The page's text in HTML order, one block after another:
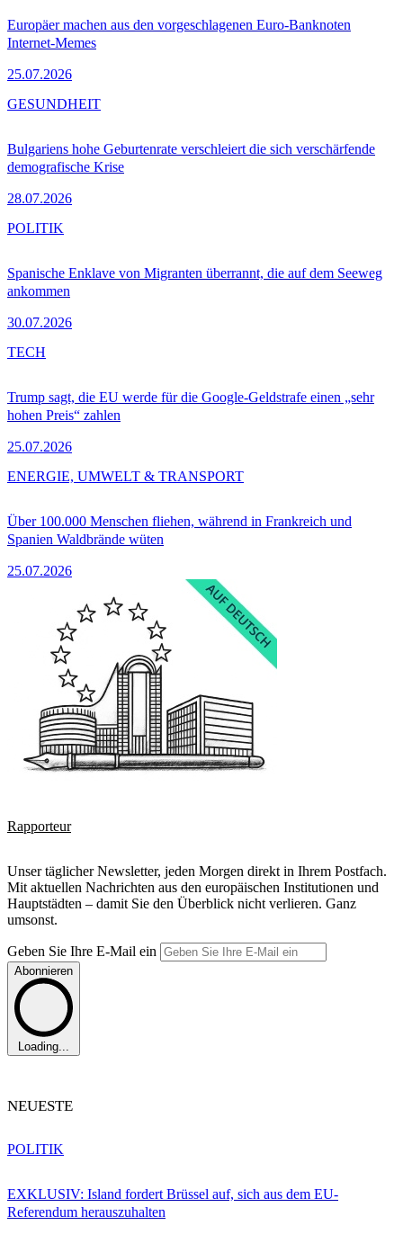
Europäer machen aus den vorgeschlagenen Euro-Banknoten
Internet-Memes
25.07.2026
Bulgariens hohe Geburtenrate verschleiert die sich verschärfende
demografische Krise
28.07.2026
GESUNDHEIT
Spanische Enklave von Migranten überrannt, die auf dem Seeweg
ankommen
30.07.2026
POLITIK
Trump sagt, die EU werde für die Google-Geldstrafe einen „sehr
hohen Preis“ zahlen
25.07.2026
TECH
Über 100.000 Menschen fliehen, während in Frankreich und
Spanien Waldbrände wüten
25.07.2026
ENERGIE, UMWELT & TRANSPORT
Rapporteur
Unser täglicher Newsletter, jeden Morgen direkt in Ihrem Postfach.
Mit aktuellen Nachrichten aus den europäischen Institutionen und
Hauptstädten – damit Sie den Überblick nicht verlieren. Ganz
umsonst.
Geben Sie Ihre E-Mail ein
Abonnieren
Loading...
NEUESTE
EXKLUSIV: Island fordert Brüssel auf, sich aus dem EU-
Referendum herauszuhalten
POLITIK